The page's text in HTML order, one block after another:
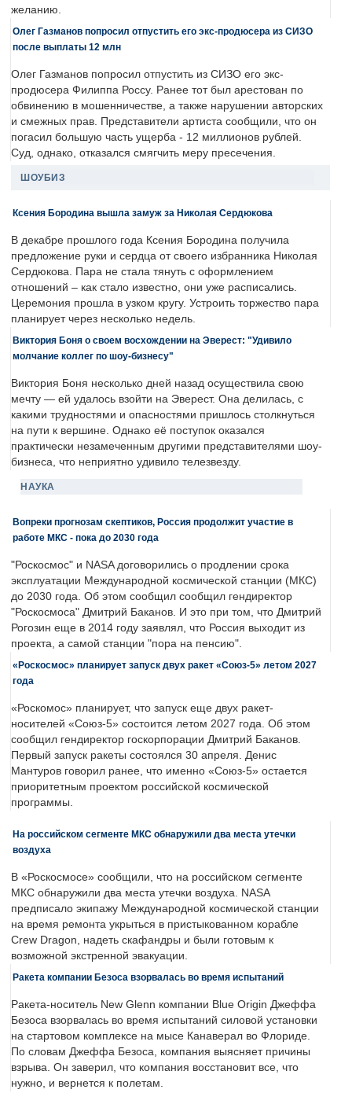
желанию.
Олег Газманов попросил отпустить его экс-продюсера из СИЗО
после выплаты 12 млн
Олег Газманов попросил отпустить из СИЗО его экс-
продюсера Филиппа Россу. Ранее тот был арестован по
обвинению в мошенничестве, а также нарушении авторских
и смежных прав. Представители артиста сообщили, что он
погасил большую часть ущерба - 12 миллионов рублей.
Суд, однако, отказался смягчить меру пресечения.
ШОУБИЗ
Ксения Бородина вышла замуж за Николая Сердюкова
В декабре прошлого года Ксения Бородина получила
предложение руки и сердца от своего избранника Николая
Сердюкова. Пара не стала тянуть с оформлением
отношений – как стало известно, они уже расписались.
Церемония прошла в узком кругу. Устроить торжество пара
планирует через несколько недель.
Виктория Боня о своем восхождении на Эверест: "Удивило
молчание коллег по шоу-бизнесу"
Виктория Боня несколько дней назад осуществила свою
мечту — ей удалось взойти на Эверест. Она делилась, с
какими трудностями и опасностями пришлось столкнуться
на пути к вершине. Однако её поступок оказался
практически незамеченным другими представителями шоу-
бизнеса, что неприятно удивило телезвезду.
НАУКА
Вопреки прогнозам скептиков, Россия продолжит участие в
работе МКС - пока до 2030 года
"Роскосмос" и NASA договорились о продлении срока
эксплуатации Международной космической станции (МКС)
до 2030 года. Об этом сообщил сообщил гендиректор
"Роскосмоса" Дмитрий Баканов. И это при том, что Дмитрий
Рогозин еще в 2014 году заявлял, что Россия выходит из
проекта, а самой станции "пора на пенсию".
«Роскосмос» планирует запуск двух ракет «Союз-5» летом 2027
года
«Роскомос» планирует, что запуск еще двух ракет-
носителей «Союз-5» состоится летом 2027 года. Об этом
сообщил гендиректор госкорпорации Дмитрий Баканов.
Первый запуск ракеты состоялся 30 апреля. Денис
Мантуров говорил ранее, что именно «Союз-5» остается
приоритетным проектом российской космической
программы.
На российском сегменте МКС обнаружили два места утечки
воздуха
В «Роскосмосе» сообщили, что на российском сегменте
МКС обнаружили два места утечки воздуха. NASA
предписало экипажу Международной космической станции
на время ремонта укрыться в пристыкованном корабле
Crew Dragon, надеть скафандры и были готовым к
возможной экстренной эвакуации.
Ракета компании Безоса взорвалась во время испытаний
Ракета-носитель New Glenn компании Blue Origin Джеффа
Безоса взорвалась во время испытаний силовой установки
на стартовом комплексе на мысе Канаверал во Флориде.
По словам Джеффа Безоса, компания выясняет причины
взрыва. Он заверил, что компания восстановит все, что
нужно, и вернется к полетам.